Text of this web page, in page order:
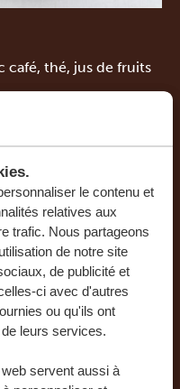
le contenu et
relatives aux
trafic. Nous partageons
de notre site
de publicité et
ci avec d'autres
ou qu'ils ont
leurs services.
servent aussi à
café, thé, jus de fruits